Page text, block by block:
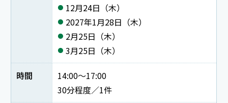
12月24日（木）
2027年1月28日（木）
2月25日（木）
3月25日（木）
時間
14:00～17:00
30分程度／1件